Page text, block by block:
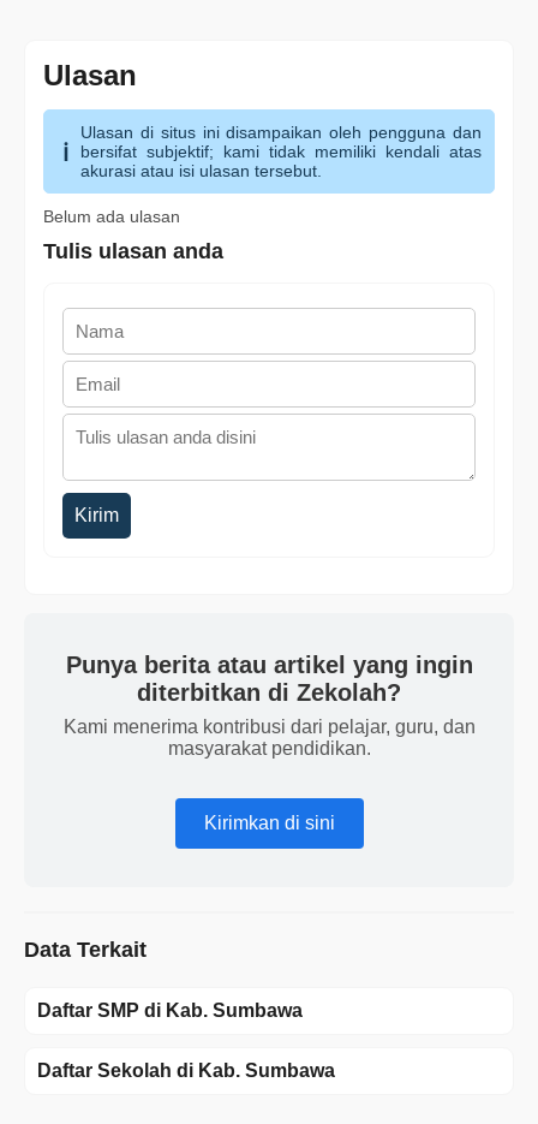
Ulasan
Ulasan di situs ini disampaikan oleh pengguna dan
bersifat subjektif; kami tidak memiliki kendali atas
akurasi atau isi ulasan tersebut.
Belum ada ulasan
Tulis ulasan anda
Kirim
Punya berita atau artikel yang ingin
diterbitkan di Zekolah?
Kami menerima kontribusi dari pelajar, guru, dan
masyarakat pendidikan.
Kirimkan di sini
Data Terkait
Daftar SMP di Kab. Sumbawa
Daftar Sekolah di Kab. Sumbawa